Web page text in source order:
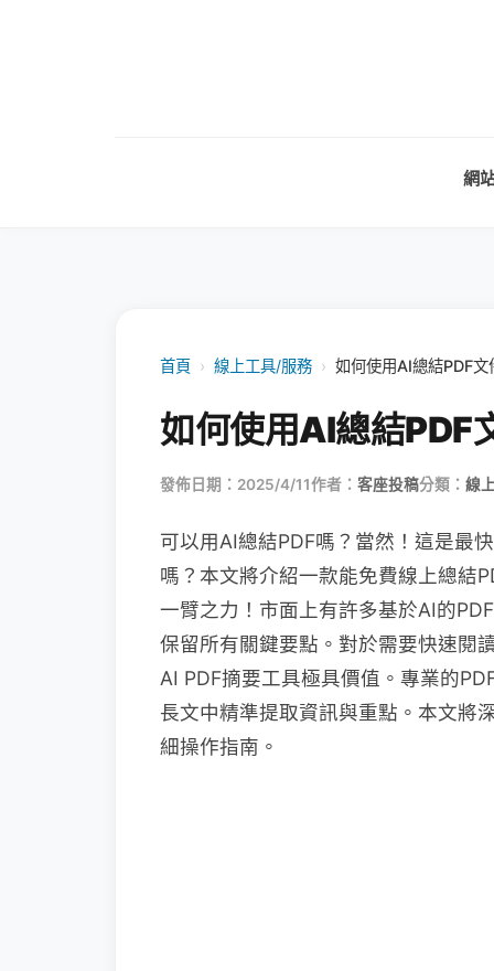
網
首頁 › 線上工具/服務 › 如何使用AI總結PDF文
如何使用AI總結PDF
發佈日期：2025/4/11作者： 客座投稿分類： 線
可以用AI總結PDF嗎？當然！這是最
嗎？本文將介紹一款能免費線上總結
一臂之力！市面上有許多基於AI的
保留所有關鍵要點。對於需要快速閱
AI PDF摘要工具極具價值。專業的
長文中精準提取資訊與重點。本文將
細操作指南。